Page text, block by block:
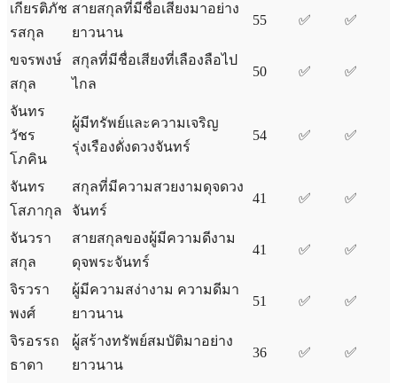
เกียรติภัช
รสกุล
สายสกุลที่มีชื่อเสียงมาอย่าง
ยาวนาน
55 ✅ ✅
ขจรพงษ์
สกุล
สกุลที่มีชื่อเสียงที่เลืองลือไป
ไกล
50 ✅ ✅
จันทร
วัชร
โภคิน
ผู้มีทรัพย์และความเจริญ
รุ่งเรืองดั่งดวงจันทร์
54 ✅ ✅
จันทร
โสภากุล
สกุลที่มีความสวยงามดุจดวง
จันทร์
41 ✅ ✅
จันวรา
สกุล
สายสกุลของผู้มีความดีงาม
ดุจพระจันทร์
41 ✅ ✅
จิรวรา
พงศ์
ผู้มีความสง่างาม ความดีมา
ยาวนาน
51 ✅ ✅
จิรอรรถ
ธาดา
ผู้สร้างทรัพย์สมบัติมาอย่าง
ยาวนาน
36 ✅ ✅